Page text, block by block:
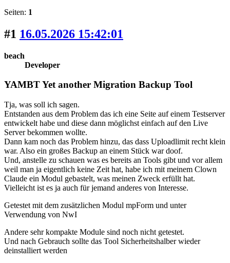
Seiten: 1
#1 16.05.2026 15:42:01
beach
Developer
YAMBT Yet another Migration Backup Tool
Tja, was soll ich sagen.
Entstanden aus dem Problem das ich eine Seite auf einem Testserver
entwickelt habe und diese dann möglichst einfach auf den Live
Server bekommen wollte.
Dann kam noch das Problem hinzu, das dass Uploadlimit recht klein
war. Also ein großes Backup an einem Stück war doof.
Und, anstelle zu schauen was es bereits an Tools gibt und vor allem
weil man ja eigentlich keine Zeit hat, habe ich mit meinem Clown
Claude ein Modul gebastelt, was meinen Zweck erfüllt hat.
Vielleicht ist es ja auch für jemand anderes von Interesse.
Getestet mit dem zusätzlichen Modul mpForm und unter
Verwendung von NwI
Andere sehr kompakte Module sind noch nicht getestet.
Und nach Gebrauch sollte das Tool Sicherheitshalber wieder
deinstalliert werden